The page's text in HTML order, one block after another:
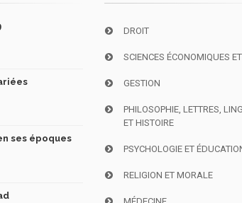
ses époques
DROIT
SCIENCES ÉCONOMIQUES
GESTION
PHILOSOPHIE, LETTRES,
ET HISTOIRE
PSYCHOLOGIE ET
RELIGION ET MORALE
MÉDECINE